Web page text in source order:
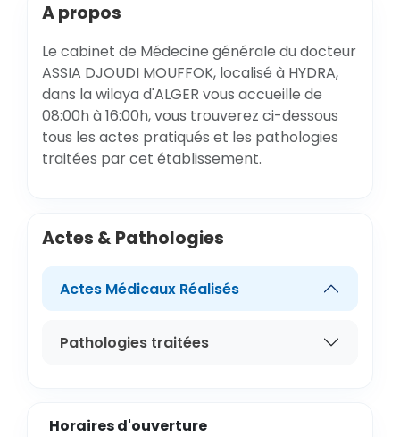
A propos
Le cabinet de Médecine générale du docteur
ASSIA DJOUDI MOUFFOK, localisé à HYDRA,
dans la wilaya d'ALGER vous accueille de
08:00h à 16:00h, vous trouverez ci-dessous
tous les actes pratiqués et les pathologies
traitées par cet établissement.
Actes & Pathologies
Actes Médicaux Réalisés
Pathologies traitées
Horaires d'ouverture